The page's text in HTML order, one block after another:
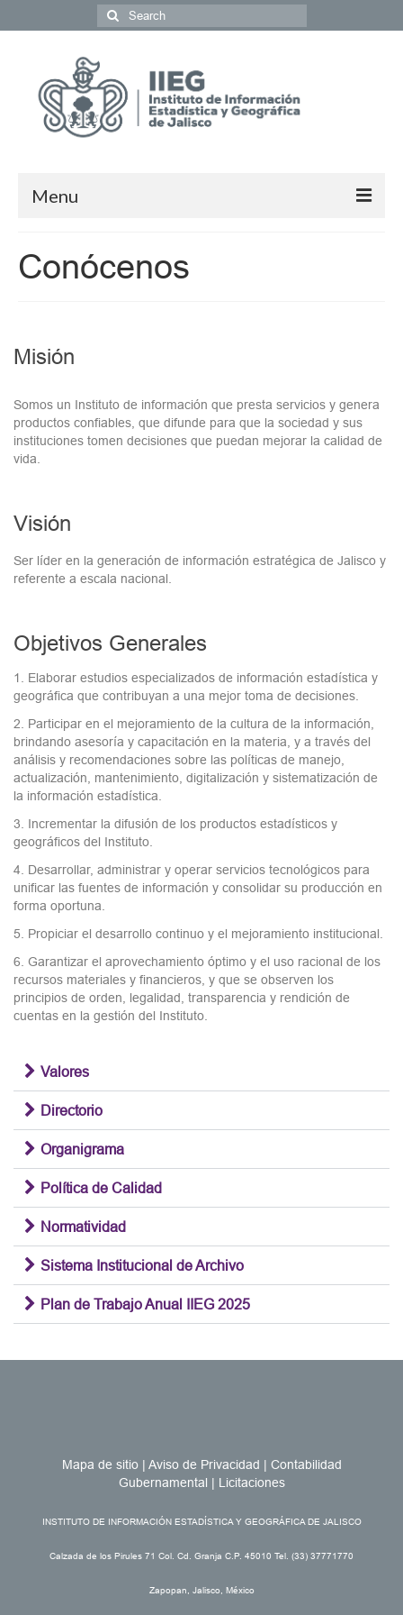
Menu
Economía
Gobierno y Seguridad
Conócenos
Misión
Somos un Instituto de información que presta servicios y genera
productos confiables, que difunde para que la sociedad y sus
instituciones tomen decisiones que puedan mejorar la calidad de
vida.
Visión
Ser líder en la generación de información estratégica de Jalisco y
referente a escala nacional.
Objetivos Generales
1. Elaborar estudios especializados de información estadística y
geográfica que contribuyan a una mejor toma de decisiones.
2. Participar en el mejoramiento de la cultura de la información,
brindando asesoría y capacitación en la materia, y a través del
análisis y recomendaciones sobre las políticas de manejo,
actualización, mantenimiento, digitalización y sistematización de
la información estadística.
3. Incrementar la difusión de los productos estadísticos y
geográficos del Instituto.
4. Desarrollar, administrar y operar servicios tecnológicos para
unificar las fuentes de información y consolidar su producción en
forma oportuna.
5. Propiciar el desarrollo continuo y el mejoramiento institucional.
6. Garantizar el aprovechamiento óptimo y el uso racional de los
recursos materiales y financieros, y que se observen los
principios de orden, legalidad, transparencia y rendición de
cuentas en la gestión del Instituto.
Valores
Directorio
Organigrama
Política de Calidad
Normatividad
Sistema Institucional de Archivo
Plan de Trabajo Anual IIEG 2025
Mapa de sitio| Aviso de Privacidad | Contabilidad
Gubernamental | Licitaciones
INSTITUTO DE INFORMACIÓN ESTADÍSTICA Y GEOGRÁFICA DE JALISCO
Calzada de los Pirules 71 Col. Cd. Granja C.P. 45010 Tel. (33) 37771770
Zapopan, Jalisco, México